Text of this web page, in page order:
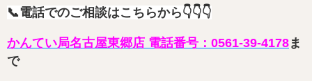
📞電話でのご相談はこちらから👇👇👇
かんてい局名古屋東郷店 電話番号：0561-39-4178ま
で